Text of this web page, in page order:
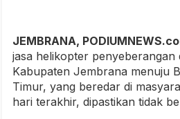
JEMBRANA,
jasa helikopter penyeberangan
Kabupaten Jembrana menuju
Timur, yang beredar di
hari terakhir, dipastikan tidak